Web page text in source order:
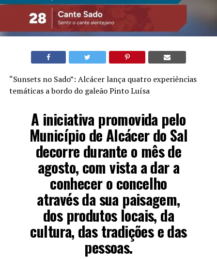
“Sunsets no Sado”: Alcácer lança quatro experiências
temáticas a bordo do galeão Pinto Luísa
A iniciativa promovida pelo
Município de Alcácer do Sal
decorre durante o mês de
agosto, com vista a dar a
conhecer o concelho
através da sua paisagem,
dos produtos locais, da
cultura, das tradições e das
pessoas.